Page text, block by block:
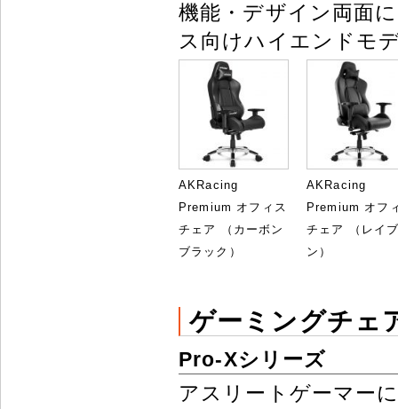
機能・デザイン両面
ス向けハイエンドモ
AKRacing
Premium オフィス
チェア （カーボン
ブラック）
AKRacing
Premium オフ
チェア （レイ
ン）
ゲーミングチェ
Pro-Xシリーズ
アスリートゲーマー